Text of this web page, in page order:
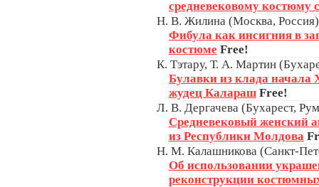
средневековому костюму
Н. В. Жилина (Москва, Россия)
Фибула как инсигния в
костюме Free!
К. Тэтару, Т. А. Мартин
Булавки из клада начала
жудец Калараш Free!
Л. В. Дергачева (Бухарест,
Средневековый женский
из Республики Молдова
Н. М. Калашникова (Санкт-
Об использовании
реконструкции